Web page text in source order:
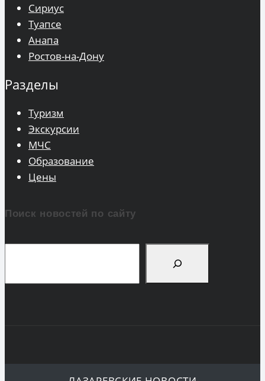
Сириус
Туапсе
Анапа
Ростов-на-Дону
Разделы
Туризм
Экскурсии
МЧС
Образование
Цены
Поиск новостей по сайту